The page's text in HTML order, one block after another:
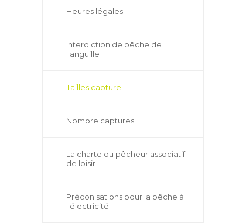
Heures légales
Interdiction de pêche de
l'anguille
Tailles capture
Nombre captures
La charte du pêcheur associatif
de loisir
Préconisations pour la pêche à
l'électricité